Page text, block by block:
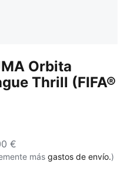
Orbita
Thrill (FIFA®
€
más gastos de envío.)